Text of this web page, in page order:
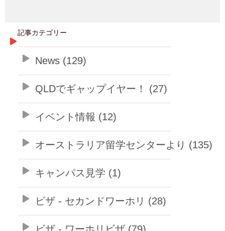
記事カテゴリー
News (129)
QLDでギャップイヤー！ (27)
イベント情報 (12)
オーストラリア留学センターより (135)
キャンパス見学 (1)
ビザ - セカンドワーホリ (28)